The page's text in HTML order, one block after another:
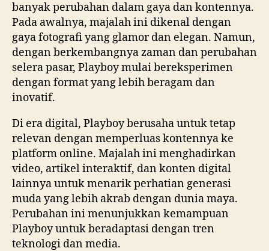
banyak perubahan dalam gaya dan kontennya.
Pada awalnya, majalah ini dikenal dengan
gaya fotografi yang glamor dan elegan. Namun,
dengan berkembangnya zaman dan perubahan
selera pasar, Playboy mulai bereksperimen
dengan format yang lebih beragam dan
inovatif.
Di era digital, Playboy berusaha untuk tetap
relevan dengan memperluas kontennya ke
platform online. Majalah ini menghadirkan
video, artikel interaktif, dan konten digital
lainnya untuk menarik perhatian generasi
muda yang lebih akrab dengan dunia maya.
Perubahan ini menunjukkan kemampuan
Playboy untuk beradaptasi dengan tren
teknologi dan media.